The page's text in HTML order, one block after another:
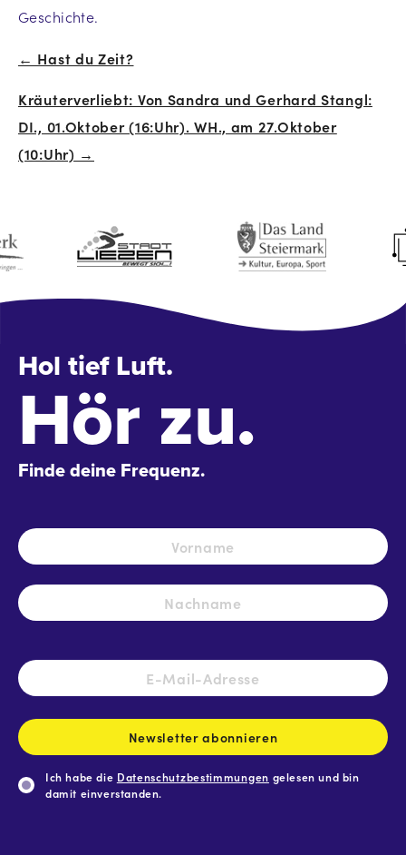
Geschichte.
Beitrags-
Navigation
← Hast du Zeit?
Kräuterverliebt: Von Sandra und Gerhard Stangl:
DI., 01.Oktober (16:Uhr). WH., am 27.Oktober
(10:Uhr) →
Hol tief Luft.
Hör zu.
Finde deine Frequenz.
Name *
E-
Mail-
Newsletter abonnieren
Ich habe die Datenschutzbestimmungen gelesen und bin
damit einverstanden.